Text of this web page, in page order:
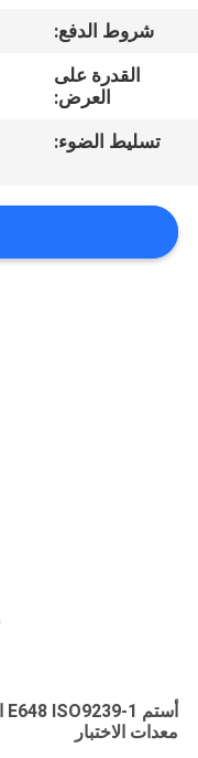
اتصل
أخبار
اطلب
اقتباس
شروط الدفع:
القدرة على
العرض:
تسليط الضوء:
معدات الاختبار